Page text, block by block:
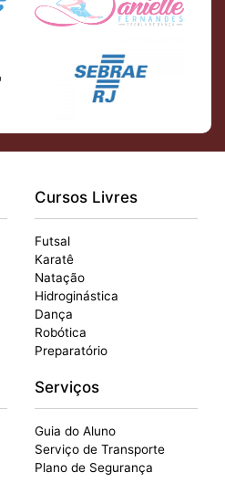
Cursos Livres
Futsal
Karatê
Natação
Hidroginástica
Dança
Robótica
Preparatório
Serviços
Guia do Aluno
Serviço de Transporte
Plano de Segurança